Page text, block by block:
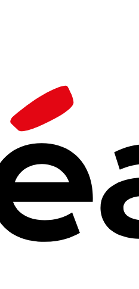
compétences.